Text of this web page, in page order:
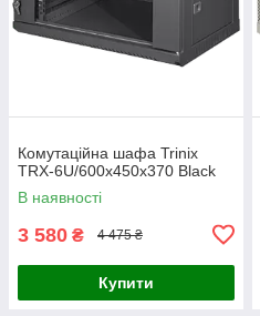
Комутаційна шафа Trinix
TRX-6U/600x450x370 Black
В наявності
3 580 ₴ 4 475 ₴
Купити